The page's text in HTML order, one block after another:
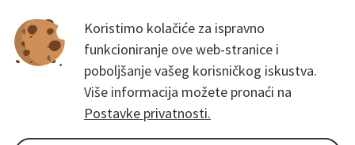
Koristimo kolačiće za ispravno
funkcioniranje ove web-stranice i
poboljšanje vašeg korisničkog iskustva.
Više informacija možete pronaći na
Postavke privatnosti.
bez čekanja u redu